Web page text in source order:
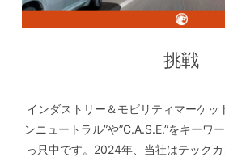
挑戦
インダストリー＆モビリティマーケッ
ンニュートラル”や”C.A.S.E.”をキーワ
っ只中です。2024年、当社はテック